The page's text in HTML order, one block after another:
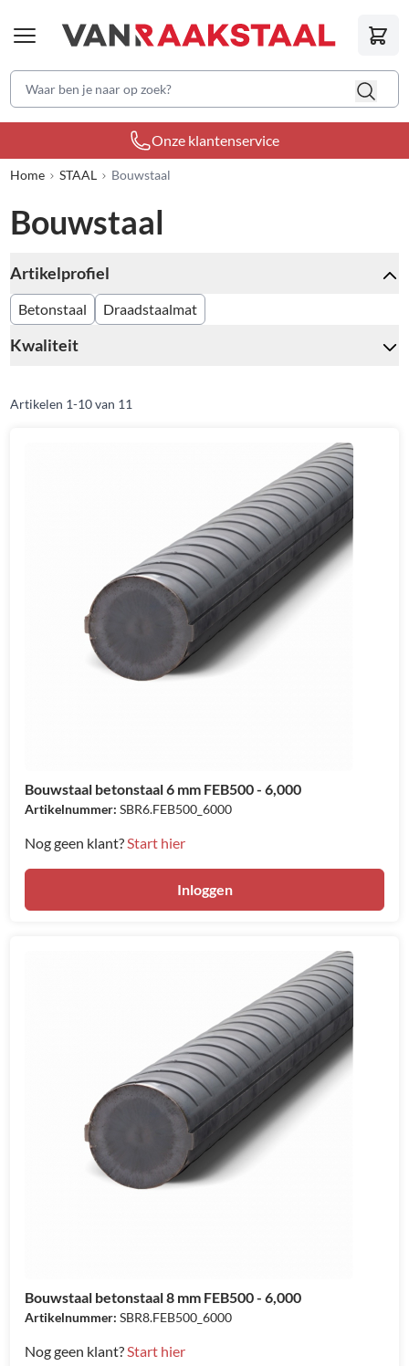
Waar ben je naar op zoek?
Onze klantenservice
Home STAAL Bouwstaal
Bouwstaal
Skip to product list
Artikelprofiel
filter
Betonstaal Draadstaalmat
Kwaliteit
Artikelen 1-10van 11
Bouwstaal betonstaal 6 mm FEB500 - 6,000
Artikelnummer: SBR6.FEB500_6000
Nog geen klant?Start hier
Inloggen
Bouwstaal betonstaal 8 mm FEB500 - 6,000
Artikelnummer: SBR8.FEB500_6000
Nog geen klant?Start hier